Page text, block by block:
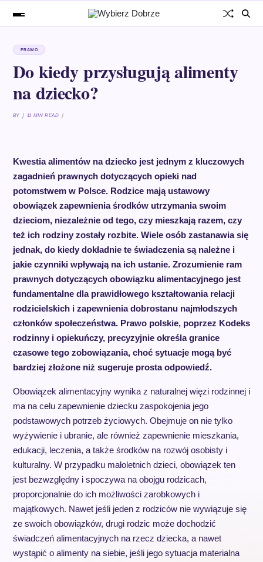
PRAWO
Do kiedy przysługują alimenty
na dziecko?
BY 11 MIN READ
Kwestia alimentów na dziecko jest jednym z kluczowych
zagadnień prawnych dotyczących opieki nad
potomstwem w Polsce. Rodzice mają ustawowy
obowiązek zapewnienia środków utrzymania swoim
dzieciom, niezależnie od tego, czy mieszkają razem, czy
też ich rodziny zostały rozbite. Wiele osób zastanawia się
jednak, do kiedy dokładnie te świadczenia są należne i
jakie czynniki wpływają na ich ustanie. Zrozumienie ram
prawnych dotyczących obowiązku alimentacyjnego jest
fundamentalne dla prawidłowego kształtowania relacji
rodzicielskich i zapewnienia dobrostanu najmłodszych
członków społeczeństwa. Prawo polskie, poprzez Kodeks
rodzinny i opiekuńczy, precyzyjnie określa granice
czasowe tego zobowiązania, choć sytuacje mogą być
bardziej złożone niż sugeruje prosta odpowiedź.
Obowiązek alimentacyjny wynika z naturalnej więzi rodzinnej i
ma na celu zapewnienie dziecku zaspokojenia jego
podstawowych potrzeb życiowych. Obejmuje on nie tylko
wyżywienie i ubranie, ale również zapewnienie mieszkania,
edukacji, leczenia, a także środków na rozwój osobisty i
kulturalny. W przypadku małoletnich dzieci, obowiązek ten
jest bezwzględny i spoczywa na obojgu rodzicach,
proporcjonalnie do ich możliwości zarobkowych i
majątkowych. Nawet jeśli jeden z rodziców nie wywiązuje się
ze swoich obowiązków, drugi rodzic może dochodzić
świadczeń alimentacyjnych na rzecz dziecka, a nawet
wystąpić o alimenty na siebie, jeśli jego sytuacja materialna